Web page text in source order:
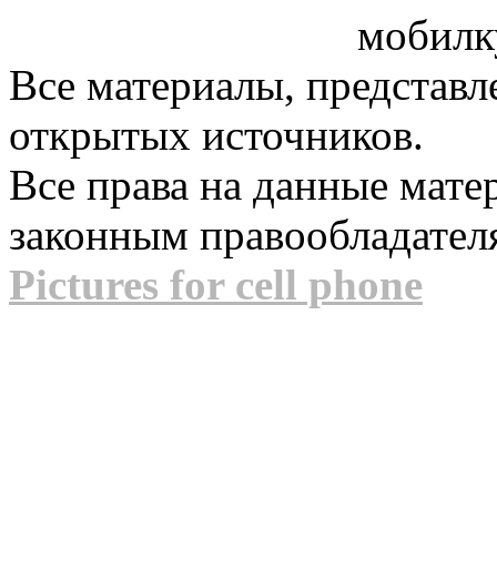
Все материалы,
открытых источников.
Все права на данные
законным
Pictures for cell phone